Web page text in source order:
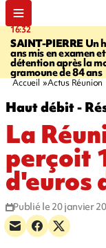
16:32
SAINT-PIERREUn
ans mis en examen
détention après la
gramoune de 84 ans
Accueil Actus Réunion
Haut débit -
La
perçoit
d'euros
Publié le 20 janvier